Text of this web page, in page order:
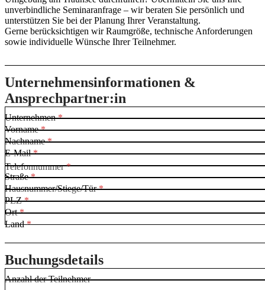
unverbindliche Seminaranfrage – wir beraten Sie persönlich und
unterstützen Sie bei der Planung Ihrer Veranstaltung.
Gerne berücksichtigen wir Raumgröße, technische Anforderungen
sowie individuelle Wünsche Ihrer Teilnehmer.
a
n
d
A
n
k
u
f
t
*
Unternehmensinformationen &
Ansprechpartner:in
Unternehmen*
Vorname*
Nachname*
E-Mail*
Telefonnummer*
Straße*
Hausnummer/Stiege/Tür*
PLZ*
Ort*
Land*
Buchungsdetails
Anzahl der Teilnehmer